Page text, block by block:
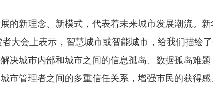
的新理念、新模式，代表着未来城市发展潮流。
者大会上表示，智慧城市或智能城市，给我们描绘
决城市内部和城市之间的信息孤岛、数据孤岛难
市管理者之间的多重信任关系，增强市民的获得